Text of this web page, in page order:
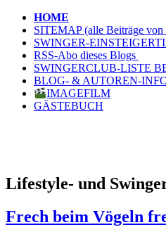
HOME
SITEMAP (alle Beiträge von
SWINGER-
RSS-Abo dieses Blogs
SWINGERCLUB-LISTE
BLOG- & AUTOREN-
IMAGEFILM
GÄSTEBUCH
Lifestyle- und
Frech beim Vögeln